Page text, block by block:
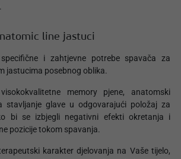
line jastuci
i zahtjevne potrebe spavača za
jastucima posebnog oblika.
memory pjene, anatomski
stavljanje glave u odgovarajući položaj za
bi se izbjegli negativni efekti okretanja i
pozicije tokom spavanja.
karakter djelovanja na Vaše tijelo,